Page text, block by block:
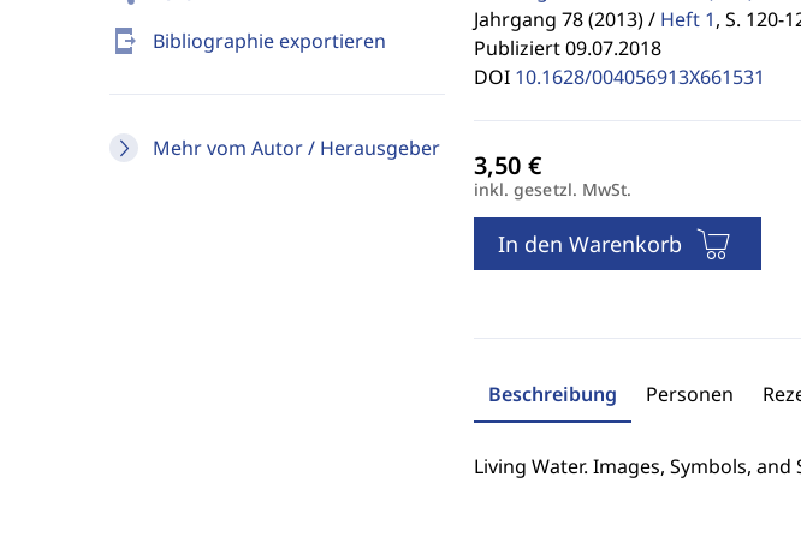
send_to_mobile Bibliographie exportieren
Mehr vom Autor / Herausgeber
Jahrgang 78 (2013) / Heft 1, S. 120-
Publiziert 09.07.2018
DOI 10.1628/004056913X661531
inkl. gesetzl. MwSt.
In den Warenkorb
Beschreibung Personen
Living Water. Images, Symbols,